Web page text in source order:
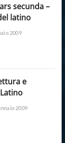
secunda –
latino
2009
e
2009